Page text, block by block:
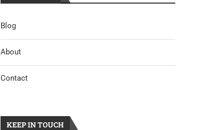
Blog
About
Contact
KEEP IN TOUCH